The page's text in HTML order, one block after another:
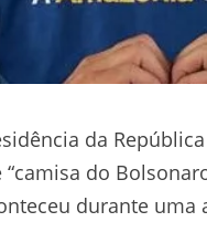
da
do
durante uma